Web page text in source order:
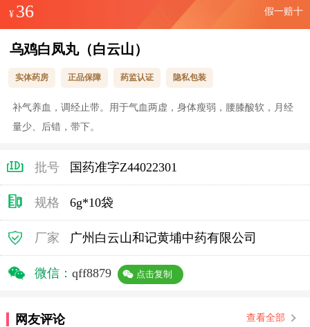
¥ 36 假一赔十
乌鸡白凤丸（白云山）
实体药房 正品保障 药监认证 隐私包装
补气养血，调经止带。用于气血两虚，身体瘦弱，腰膝酸软，月经
量少、后错，带下。
批号 国药准字Z44022301
规格 6g*10袋
厂家 广州白云山和记黄埔中药有限公司
微信： qff8879 点击复制
网友评论 查看全部